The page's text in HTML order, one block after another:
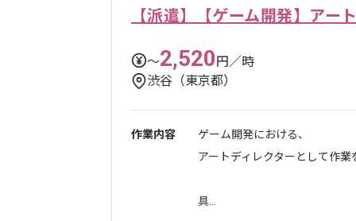
【派遣】【ゲーム開発】アー
〜2,520円／時
渋谷（東京都）
作業内容
ゲーム開発における、
アートディレクターとして作
具...